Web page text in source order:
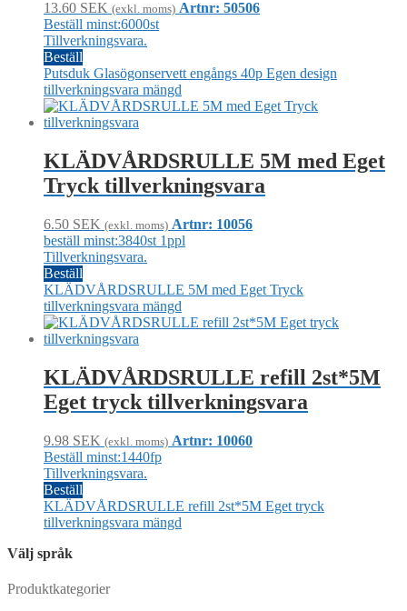
13.60 SEK (exkl. moms) Artnr: 50506
Beställ minst:6000st
Tillverkningsvara.
Beställ
Putsduk Glasögonservett engångs 40p Egen design
tillverkningsvara mängd
KLÄDVÅRDSRULLE 5M med Eget
Tryck tillverkningsvara
6.50 SEK (exkl. moms) Artnr: 10056
beställ minst:3840st 1ppl
Tillverkningsvara.
Beställ
KLÄDVÅRDSRULLE 5M med Eget Tryck
tillverkningsvara mängd
KLÄDVÅRDSRULLE refill 2st*5M
Eget tryck tillverkningsvara
9.98 SEK (exkl. moms) Artnr: 10060
Beställ minst:1440fp
Tillverkningsvara.
Beställ
KLÄDVÅRDSRULLE refill 2st*5M Eget tryck
tillverkningsvara mängd
Välj språk
Produktkategorier